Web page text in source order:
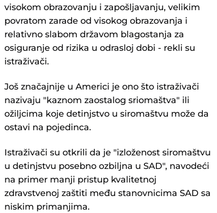
visokom obrazovanju i zapošljavanju, velikim
povratom zarade od visokog obrazovanja i
relativno slabom državom blagostanja za
osiguranje od rizika u odrasloj dobi - rekli su
istraživači.
Još značajnije u Americi je ono što istraživači
nazivaju "kaznom zaostalog sriomaštva" ili
ožiljcima koje detinjstvo u siromaštvu može da
ostavi na pojedinca.
Istraživači su otkrili da je "izloženost siromaštvu
u detinjstvu posebno ozbiljna u SAD", navodeći
na primer manji pristup kvalitetnoj
zdravstvenoj zaštiti među stanovnicima SAD sa
niskim primanjima.